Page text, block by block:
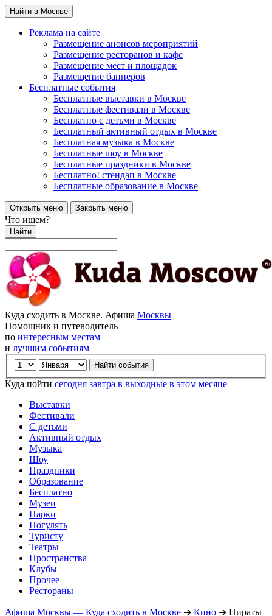
Найти в Москве
Реклама на сайте
Размещение анонсов мероприятий
Размещение ресторанов и кафе
Размещение мест и площадок
Размещение баннеров
Бесплатные события
Бесплатные выставки в Москве
Бесплатные фестивали в Москве
Бесплатно с детьми в Москве
Бесплатный активный отдых в Москве
Бесплатная музыка в Москве
Бесплатные шоу в Москве
Бесплатные праздники в Москве
Бесплатно! стендап в Москве
Бесплатные образование в Москве
Открыть меню Закрыть меню
Что ищем?
Найти
Куда сходить в Москве. Афиша Москвы
Помощник и путеводитель
по интересным местам
и лучшим событиям
Куда пойти сегодня завтра в выходные в этом месяце
Выставки
Фестивали
С детьми
Активный отдых
Музыка
Шоу
Праздники
Образование
Бесплатно
Музеи
Парки
Погулять
Туристу
Театры
Пространства
Клубы
Прочее
Рестораны
Афиша Москвы — Куда сходить в Москве ➔ Кино ➔ Пираты